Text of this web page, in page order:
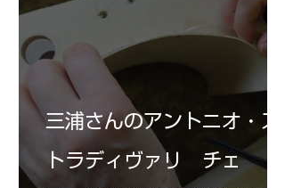
三浦さんのアントニオ・ス
トラディヴァリ チェ